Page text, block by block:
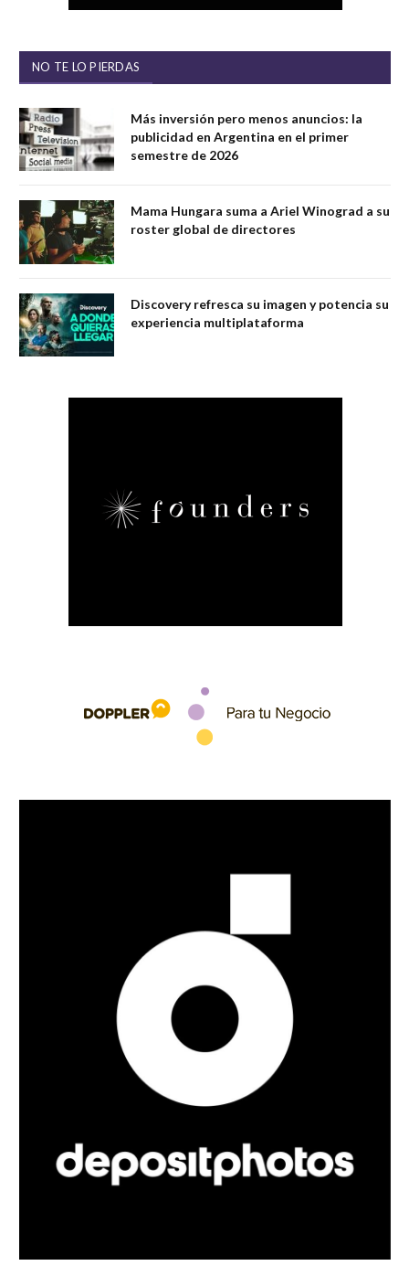
NO TE LO PIERDAS
Más inversión pero menos anuncios: la
publicidad en Argentina en el primer
semestre de 2026
Mama Hungara suma a Ariel Winograd a su
roster global de directores
Discovery refresca su imagen y potencia su
experiencia multiplataforma